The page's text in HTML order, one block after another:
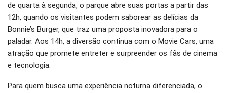
de quarta à segunda, o parque abre suas portas a partir das
12h, quando os visitantes podem saborear as delícias da
Bonnie’s Burger, que traz uma proposta inovadora para o
paladar. Aos 14h, a diversão continua com o Movie Cars, uma
atração que promete entreter e surpreender os fãs de cinema
e tecnologia.
Para quem busca uma experiência noturna diferenciada, o